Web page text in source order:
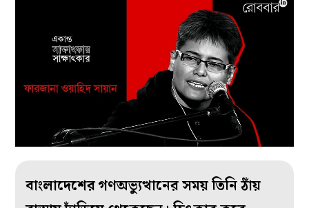
বাংলাদেশের গণঅভ্যুত্থানের সময় তিনি ঠাঁয়